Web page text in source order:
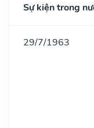
Sự kiện trong
29/7/1963